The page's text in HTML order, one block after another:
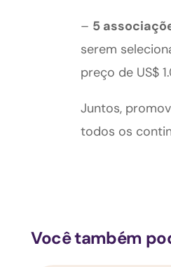
– 5
serem
preço de US$
Juntos,
todos os
Você também